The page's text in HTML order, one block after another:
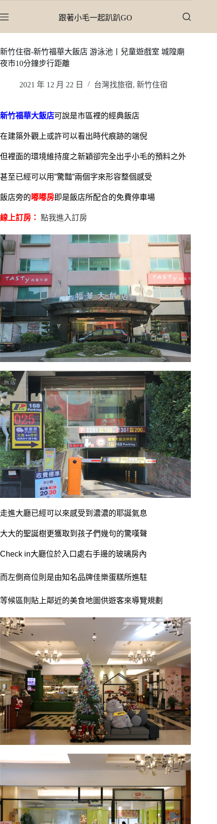
至
內
容
跟著小毛一起趴趴GO
新竹住宿-新竹福華大飯店 游泳池丨兒童遊戲室 城隍廟
夜市10分鐘步行距離
2021 年 12 月 22 日 台灣找旅宿, 新竹住宿
新竹福華大飯店可說是市區裡的經典飯店
在建築外觀上或許可以看出時代痕跡的端倪
但裡面的環境維持度之新穎卻完全出乎小毛的預料之外
甚至已經可以用”驚豔”兩個字來形容整個感受
飯店旁的嘟嘟房即是飯店所配合的免費停車場
線上訂房： 點我進入訂房
走進大廳已經可以來感受到濃濃的耶誕氣息
大大的聖誕樹更獲取到孩子們幾句的驚嘆聲
Check in大廳位於入口處右手邊的玻璃房內
而左側商位則是由知名品牌佳樂蛋糕所進駐
等候區則貼上鄰近的美食地圖供遊客來導覽規劃